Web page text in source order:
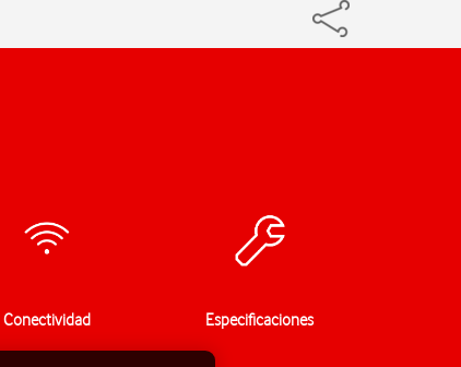
Conectividad Especificaciones